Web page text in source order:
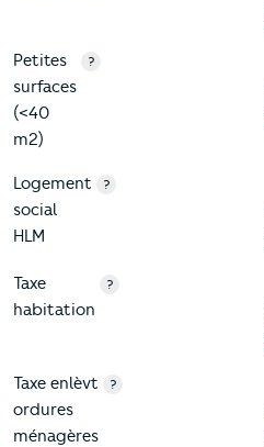
Petites
surfaces
(<40
m2)
?
Logement
social
HLM
?
Taxe
habitation
?
Taxe enlèvt
ordures
ménagères
?